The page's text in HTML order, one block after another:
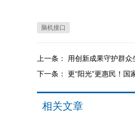
脑机接口
上一条：
用创新成果守护群众
下一条： 更“阳光”更惠民！国
相关文章